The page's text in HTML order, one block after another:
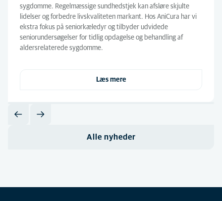
sygdomme. Regelmæssige sundhedstjek kan afsløre skjulte
lidelser og forbedre livskvaliteten markant. Hos AniCura har vi
ekstra fokus på seniorkæledyr og tilbyder udvidede
seniorundersøgelser for tidlig opdagelse og behandling af
aldersrelaterede sygdomme.
Læs mere
Alle nyheder